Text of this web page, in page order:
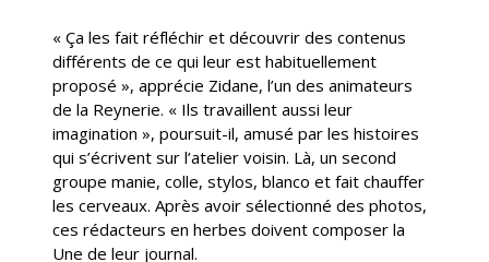
« Ça les fait réfléchir et découvrir des contenus
différents de ce qui leur est habituellement
proposé », apprécie Zidane, l’un des animateurs
de la Reynerie. « Ils travaillent aussi leur
imagination », poursuit-il, amusé par les histoires
qui s’écrivent sur l’atelier voisin. Là, un second
groupe manie, colle, stylos, blanco et fait chauffer
les cerveaux. Après avoir sélectionné des photos,
ces rédacteurs en herbes doivent composer la
Une de leur journal.